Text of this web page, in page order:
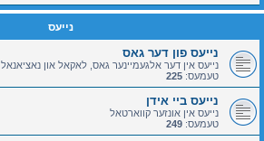
נייעס
נייעס פון דער גאס
נייעס אין דער אלגעמיינער גאס, לאקאל און נאציאנאל
טעמעס: 225
נייעס ביי אידן
נייעס אין אונזער קווארטאל
טעמעס: 249